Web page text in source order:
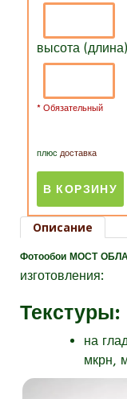
высота
* Обязательный
плюс доставка
Описание
Фотообои МОСТ
изготовления:
Текстуры:
на
мкрн,